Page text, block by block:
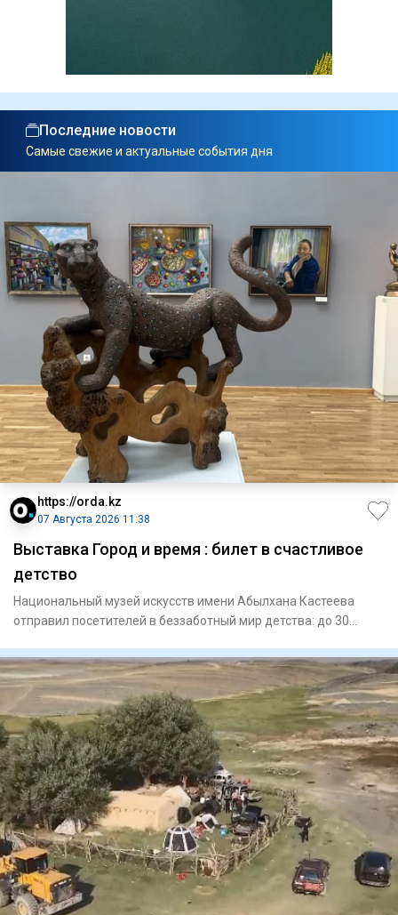
Последние новости
Самые свежие и актуальные события дня
https://orda.kz
07 Августа 2026 11:38
Выставка Город и время : билет в счастливое
детство
Национальный музей искусств имени Абылхана Кастеева
отправил посетителей в беззаботный мир детства: до 30